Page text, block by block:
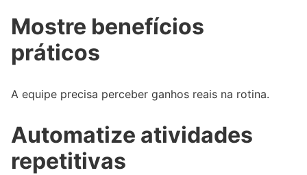
Mostre benefícios
práticos
A equipe precisa perceber ganhos reais na rotina.
Automatize atividades
repetitivas